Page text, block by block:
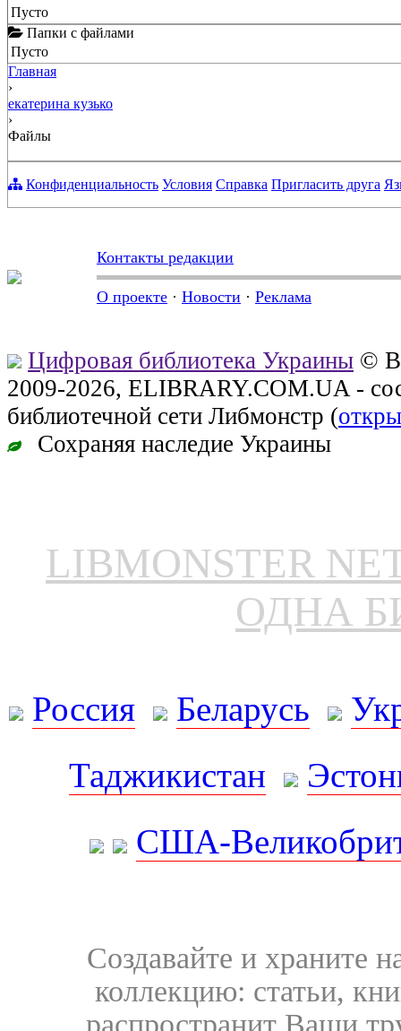
Пусто
Папки с файлами
Пусто
Главная
›
екатерина кузько
›
Файлы
Конфиденциальность Условия Справка Пригласить друга
Контакты редакции
О проекте · Новости · Реклама
Цифровая библиотека Украины ©
2009-2026, ELIBRARY.COM.UA -
библиотечной сети Либмонстр (
Сохраняя наследие Украины
LIBMONSTER
ОДНА
Россия Беларусь
Таджикистан
США-
Создавайте и храните
коллекцию: статьи,